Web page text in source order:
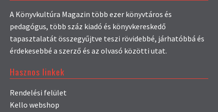
A Könyvkultúra Magazin több ezer könyvtáros és
pedagógus, több száz kiadó és könyvkereskedő
tapasztalatát összegyűjtve teszi rövidebbé, járhatóbbá és
érdekesebbé a szerző és az olvasó közötti utat.
Hasznos linkek
Rendelési felület
Kello webshop